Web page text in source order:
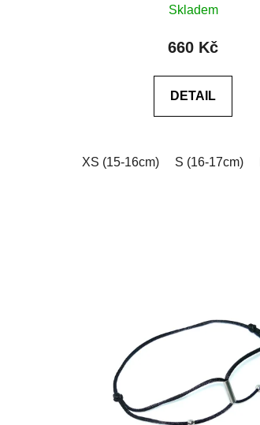
hodnocení
produktu
z
Skladem
660 Kč
DETAIL
XS (15-16cm) S (16-17cm)